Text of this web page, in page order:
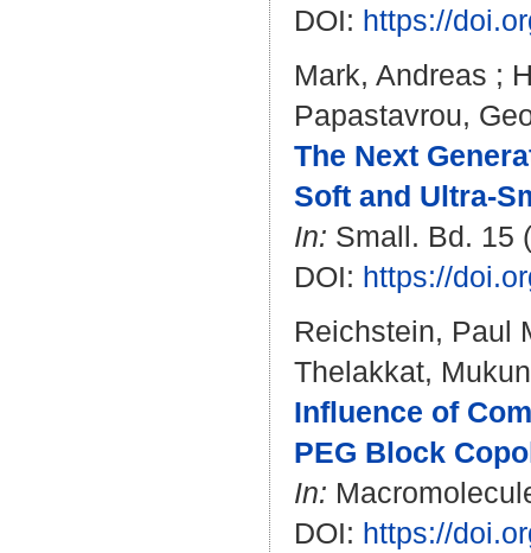
DOI: https://
Mark, Andreas ;
Papastavrou,
The Next
Soft and
In: Small. Bd. 15
DOI: https://
Reichstein, Paul
Thelakkat,
Influence of
PEG Block
In:
DOI: https://